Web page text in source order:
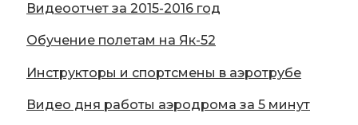
Видеоотчет за 2015-2016 год
Обучение полетам на Як-52
Инструкторы и спортсмены в аэротрубе
Видео дня работы аэродрома за 5 минут